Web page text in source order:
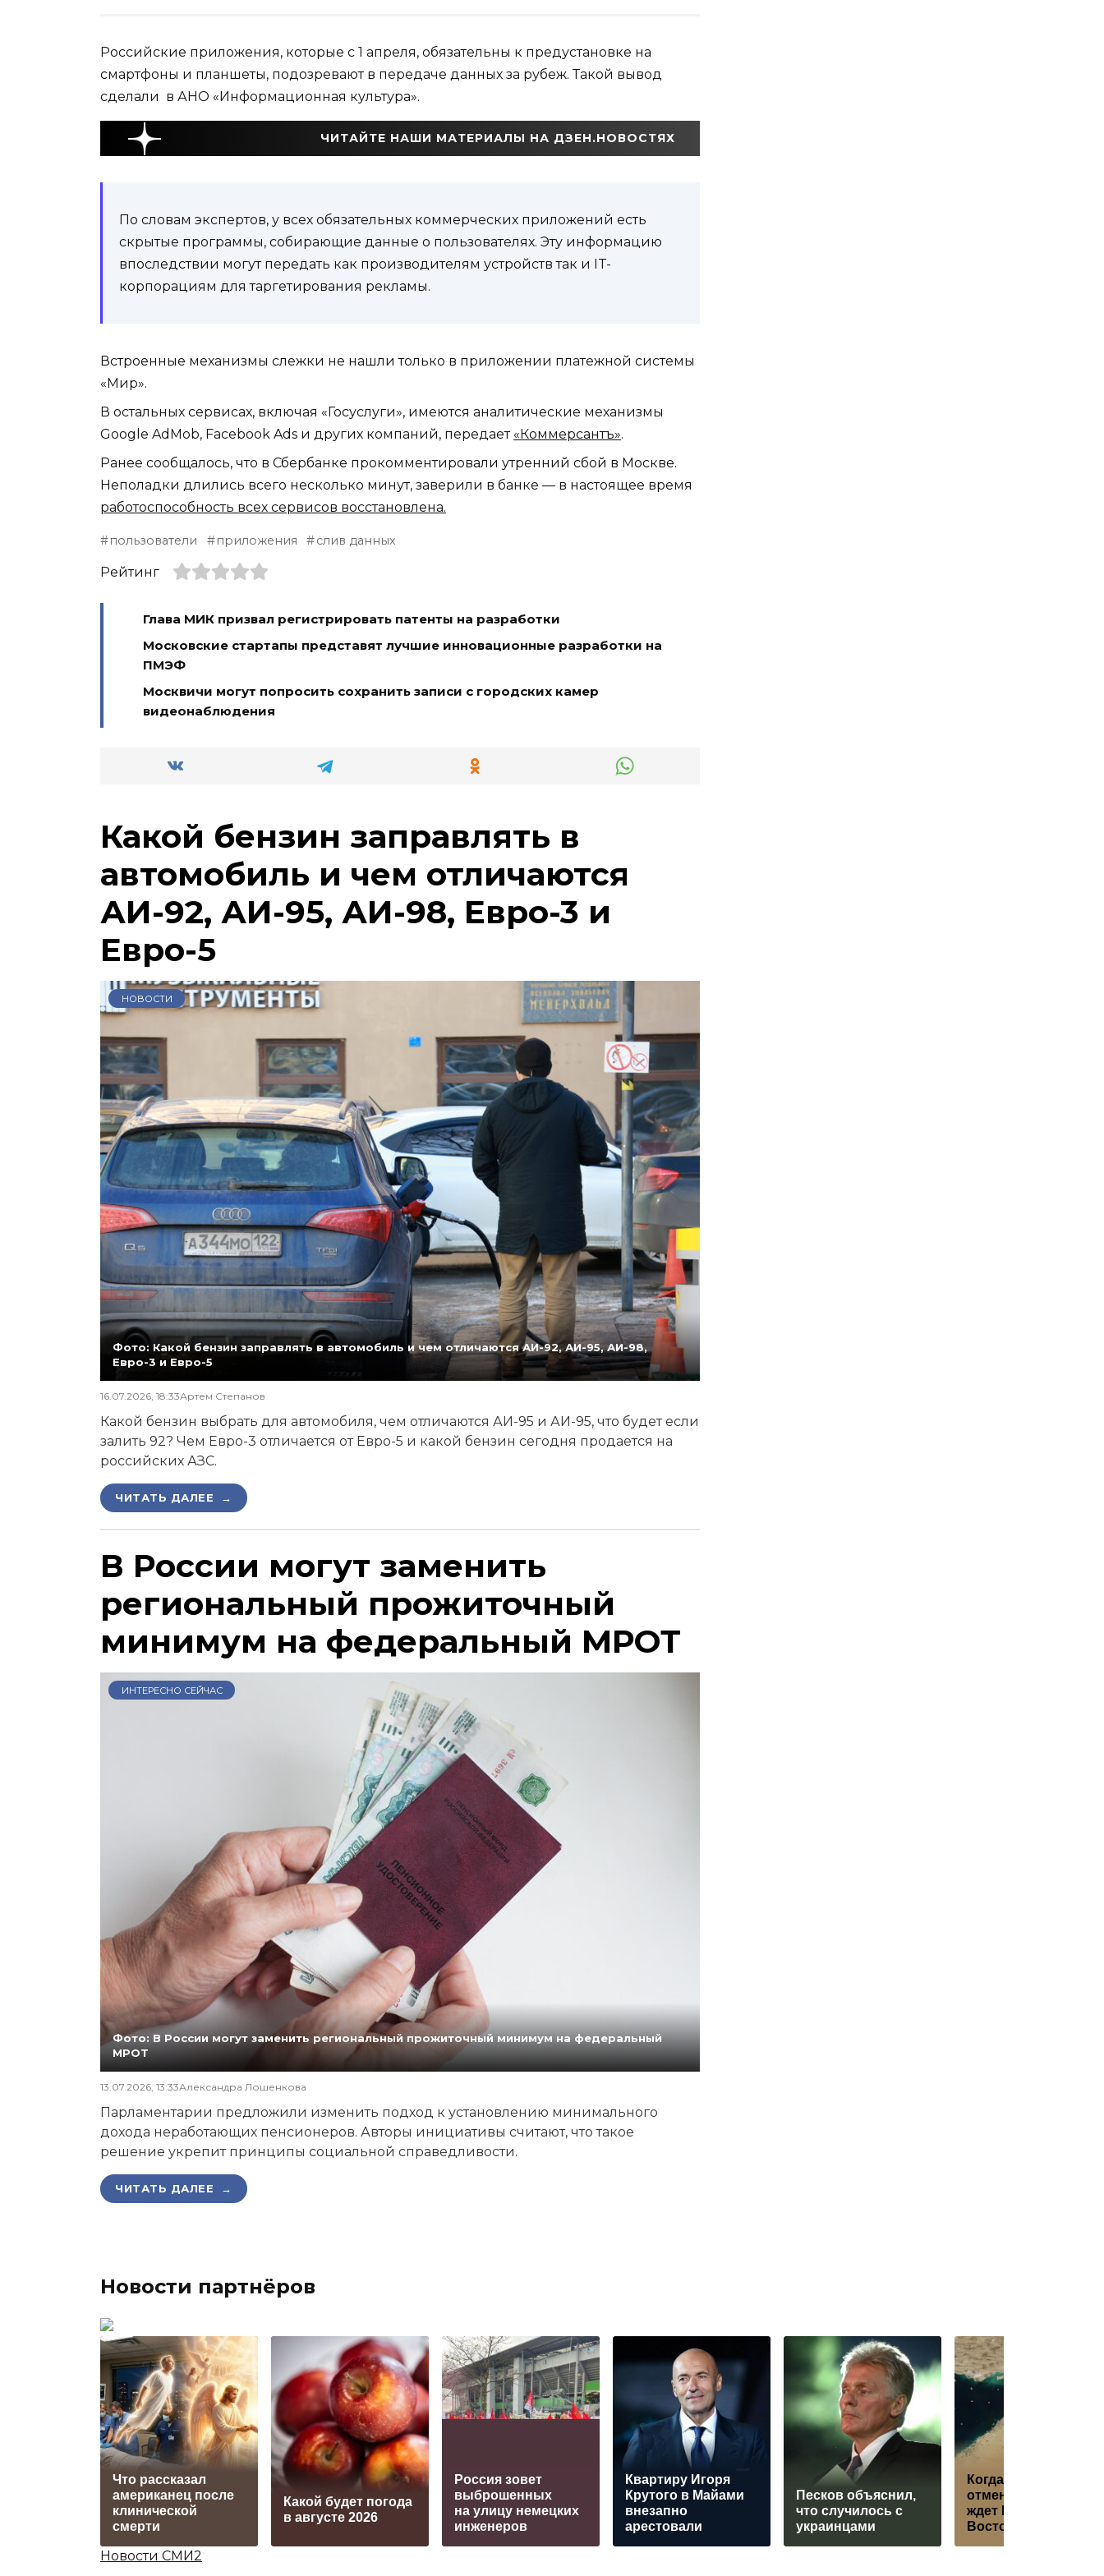
Российские приложения, которые с 1 апреля, обязательны к предустановке на
смартфоны и планшеты, подозревают в передаче данных за рубеж. Такой вывод
сделали в АНО «Информационная культура».
ЧИТАЙТЕ НАШИ МАТЕРИАЛЫ НА ДЗЕН.НОВОСТЯХ
По словам экспертов, у всех обязательных коммерческих приложений есть
скрытые программы, собирающие данные о пользователях. Эту информацию
впоследствии могут передать как производителям устройств так и IT-
корпорациям для таргетирования рекламы.
Встроенные механизмы слежки не нашли только в приложении платежной системы
«Мир».
В остальных сервисах, включая «Госуслуги», имеются аналитические механизмы
Google AdMob, Facebook Ads и других компаний, передает «Коммерсантъ».
Ранее сообщалось, что в Сбербанке прокомментировали утренний сбой в Москве.
Неполадки длились всего несколько минут, заверили в банке — в настоящее время
работоспособность всех сервисов восстановлена.
пользователи приложения слив данных
Рейтинг
Глава МИК призвал регистрировать патенты на разработки
Московские стартапы представят лучшие инновационные разработки на
ПМЭФ
Москвичи могут попросить сохранить записи с городских камер
видеонаблюдения
Какой бензин заправлять в
автомобиль и чем отличаются
АИ-92, АИ-95, АИ-98, Евро-3 и
Евро-5
НОВОСТИ
Фото: Какой бензин заправлять в автомобиль и чем отличаются АИ-92, АИ-95, АИ-98,
Евро-3 и Евро-5
16.07.2026, 18:33Артем Степанов
Какой бензин выбрать для автомобиля, чем отличаются АИ-95 и АИ-95, что будет если
залить 92? Чем Евро-3 отличается от Евро-5 и какой бензин сегодня продается на
российских АЗС.
ЧИТАТЬ ДАЛЕЕ →
В России могут заменить
региональный прожиточный
минимум на федеральный МРОТ
ИНТЕРЕСНО СЕЙЧАС
Фото: В России могут заменить региональный прожиточный минимум на федеральный
МРОТ
13.07.2026, 13:33Александра Лошенкова
Парламентарии предложили изменить подход к установлению минимального
дохода неработающих пенсионеров. Авторы инициативы считают, что такое
решение укрепит принципы социальной справедливости.
ЧИТАТЬ ДАЛЕЕ →
Новости партнёров
Что рассказал
американец после
клинической
смерти
Какой будет погода
в августе 2026
Россия зовет
выброшенных
на улицу немецких
инженеров
Квартиру Игоря
Крутого в Майами
внезапно
арестовали
Песков объяснил,
что случилось с
украинцами
Когда Апокалипсис
отменяется: что
ждет Ближний
Восток
Новости СМИ2